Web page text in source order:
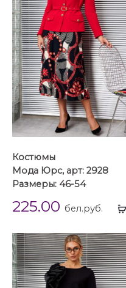
Костюмы
Мода Юрс, арт: 2928
Размеры: 46-54
225.00 бел.руб.